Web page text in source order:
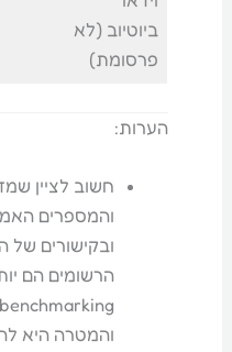
ביוטיוב (לא
פרסומת)
הערות:
חשוב לציין
והמספרים
ובקישורים של
הרשומים הם
והמטרה היא